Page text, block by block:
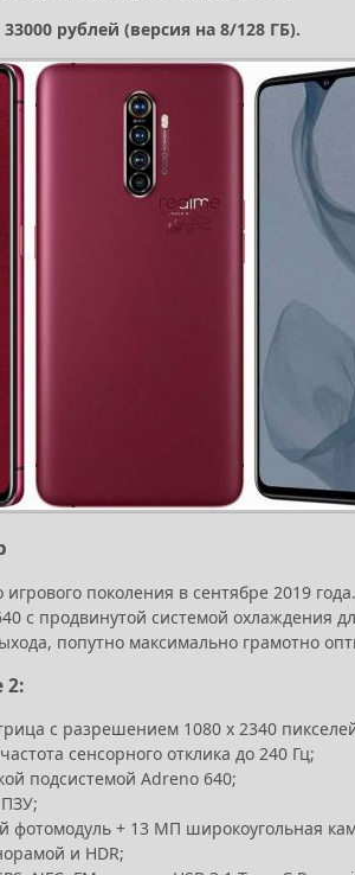
рублей (версия на 8/128 ГБ).
поколения в сентябре 2019
с продвинутой системой охлаждения
попутно максимально грамотно
2:
с разрешением 1080 x 2340
сенсорного отклика до 240 Гц;
подсистемой Adreno 640;
+ 13 МП широкоугольная
и HDR;